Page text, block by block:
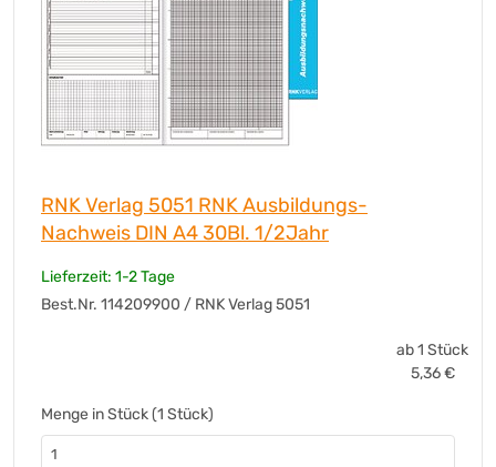
RNK Verlag 5051 RNK Ausbildungs-
Nachweis DIN A4 30Bl. 1/2Jahr
Lieferzeit: 1-2 Tage
Best.Nr. 114209900 / RNK Verlag 5051
ab 1 Stück
5,36€
Menge in Stück (1 Stück)